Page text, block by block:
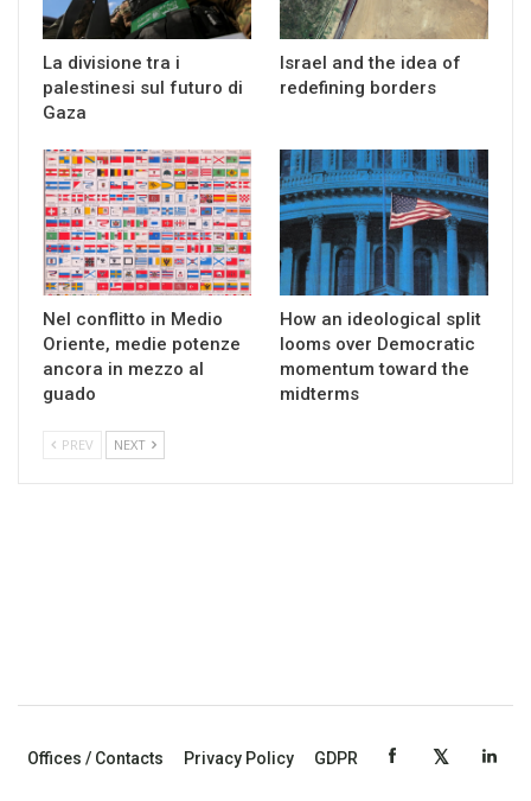
La divisione tra i
palestinesi sul futuro di
Gaza
Israel and the idea of
redefining borders
Nel conflitto in Medio
Oriente, medie potenze
ancora in mezzo al
guado
How an ideological split
looms over Democratic
momentum toward the
midterms
PREV NEXT
Offices / Contacts Privacy Policy GDPR